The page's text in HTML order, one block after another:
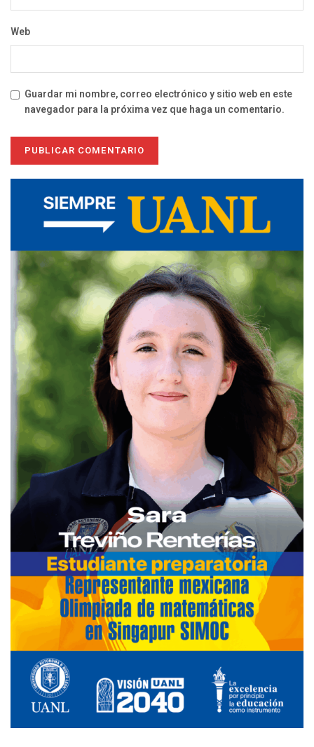
Web
Guardar mi nombre, correo electrónico y sitio web en este
navegador para la próxima vez que haga un comentario.